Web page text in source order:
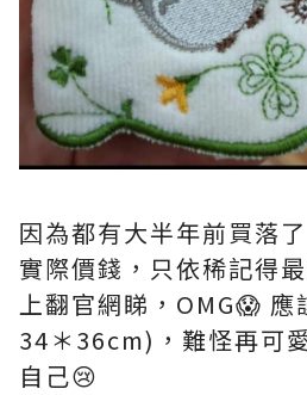
因為都有大半年前買落
實際價錢，只依稀記得
上翻官網睇，OMG😱
34＊36cm)，難怪再可
自己😢